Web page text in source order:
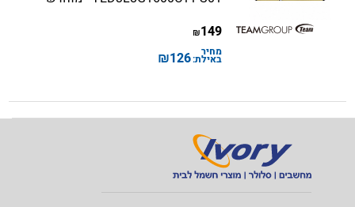
149
₪
מחיר
באילת:126
₪